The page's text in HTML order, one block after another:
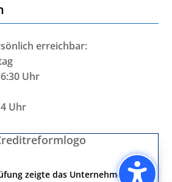
erreichbar:
Uhr
Uhr
zeigte das Unternehmen eine